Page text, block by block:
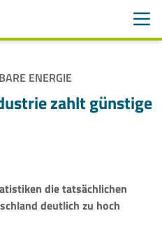
ENERGIE
zahlt günstige
die tatsächlichen
deutlich zu hoch